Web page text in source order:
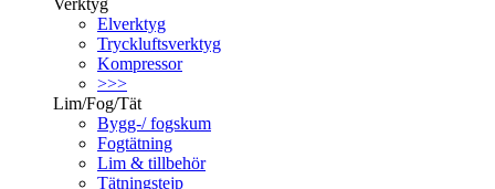
Verktyg
Elverktyg
Tryckluftsverktyg
Kompressor
>>>
Lim/Fog/Tät
Bygg-/ fogskum
Fogtätning
Lim & tillbehör
Tätningstejp